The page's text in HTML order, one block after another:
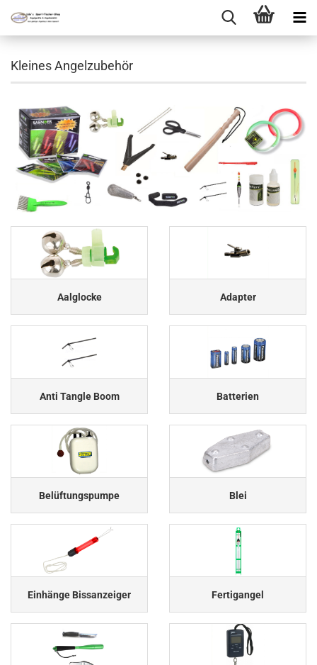
Kleines Angelzubehör
Aalglocke Adapter
Anti Tangle Boom Batterien
Belüftungspumpe Blei
Einhänge Bissanzeiger Fertigangel